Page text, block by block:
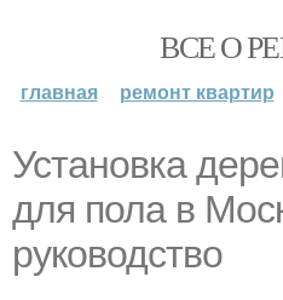
ВСЕ О
главная ремонт квартир
Установка
для пола в
руководство